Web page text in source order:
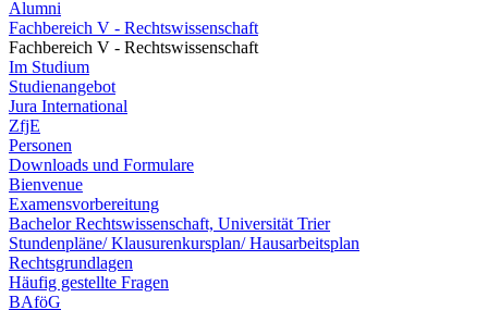
Alumni
Fachbereich V - Rechtswissenschaft
Fachbereich V - Rechtswissenschaft
Im Studium
Studienangebot
Jura International
ZfjE
Personen
Downloads und Formulare
Bienvenue
Examensvorbereitung
Bachelor Rechtswissenschaft, Universität Trier
Stundenpläne/ Klausurenkursplan/ Hausarbeitsplan
Rechtsgrundlagen
Häufig gestellte Fragen
BAföG